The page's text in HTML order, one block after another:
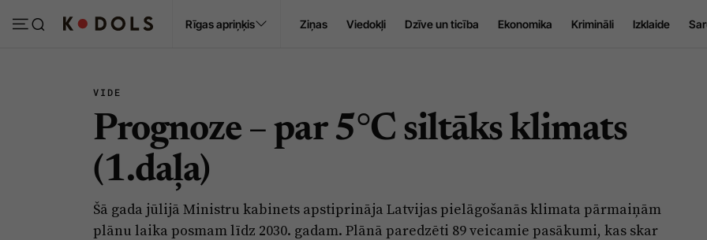
Rīgas apriņķis Ziņas Viedokļi Dzīve un ticība Ekonomika Krimināli Izklaide
VIDE
Prognoze – par 5°C siltāks klimats
(1.daļa)
Šā gada jūlijā Ministru kabinets apstiprināja Latvijas pielāgošanās klimata pārmaiņām
plānu laika posmam līdz 2030. gadam. Plānā paredzēti 89 veicamie pasākumi, kas skar